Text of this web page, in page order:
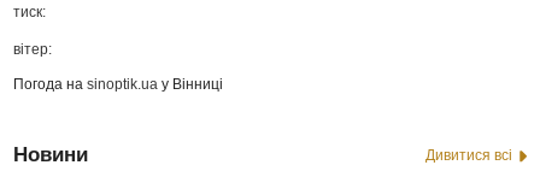
тиск:
вітер:
Погода наsinoptik.ua у Вінниці
Новини Дивитися всі